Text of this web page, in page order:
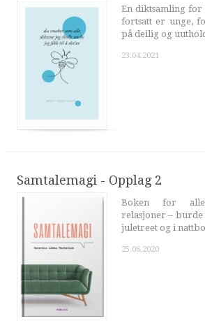
En diktsamling
fortsatt er unge,
på deilig og
23.04.2021
Samtalemagi - Opplag 2
Boken for
relasjoner –
juletreet og i
25.06.2020